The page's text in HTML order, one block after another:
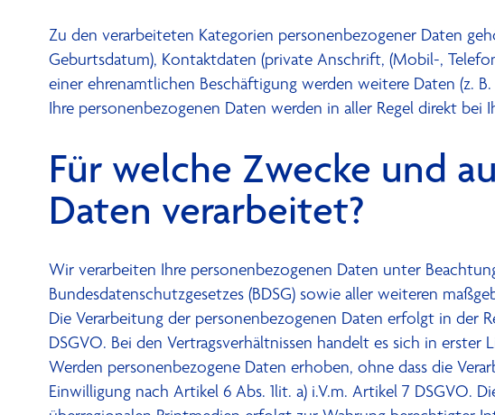
Zu den verarbeiteten Kategorien personenbezogener Daten
Geburtsdatum), Kontaktdaten (private Anschrift, (Mobil-,
einer ehrenamtlichen Beschäftigung werden weitere Daten (z.
Ihre personenbezogenen Daten werden in aller Regel direkt
Für welche Zwecke und
Daten verarbeitet?
Wir verarbeiten Ihre personenbezogenen Daten unter
Bundesdatenschutzgesetzes (BDSG) sowie aller weiteren
Die Verarbeitung der personenbezogenen Daten erfolgt in der
DSGVO. Bei den Vertragsverhältnissen handelt es sich in
Werden personenbezogene Daten erhoben, ohne dass die
Einwilligung nach Artikel 6 Abs. 1lit. a) i.V.m. Artikel 7